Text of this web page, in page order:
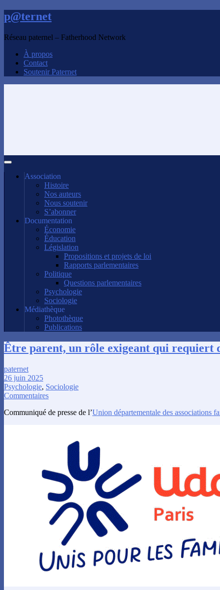
p@ternet
Réseau paternel – Fatherhood Network
À propos
Contact
Soutenir Paternet
Association
Histoire
Nos auteurs
Nous soutenir
S’abonner
Documentation
Économie
Éducation
Législation
Propositions et projets de loi
Rapports parlementaires
Politique
Questions parlementaires
Psychologie
Sociologie
Médiathèque
Photothèque
Publications
Être parent, un rôle exigeant qui requiert
paternet
26 juin 2025
Psychologie, Sociologie
Commentaires
Communiqué de presse de l’Union départementale des associations